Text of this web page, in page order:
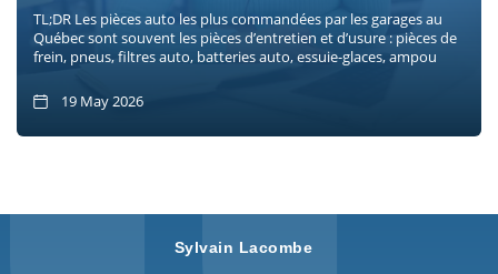
TL;DR Les pièces auto les plus commandées par les garages au
Québec sont souvent les pièces d’entretien et d’usure : pièces de
frein, pneus, filtres auto, batteries auto, essuie-glaces, ampou
19 May 2026
Sylvain Lacombe